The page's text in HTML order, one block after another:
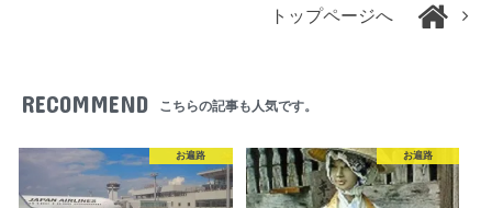
トップページへ
RECOMMEND こちらの記事も人気です。
お遍路 お遍路